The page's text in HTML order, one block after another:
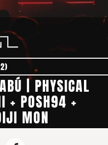
| PHYSICAL
+ POSH94 +
MON